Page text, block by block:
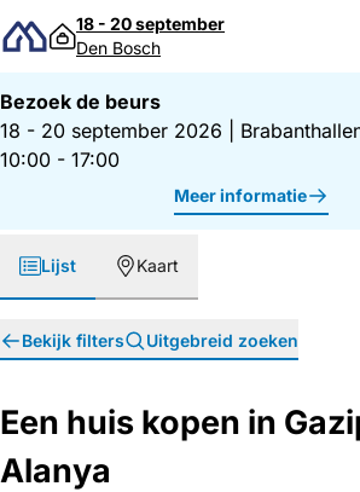
Direct naar inhoud
18 - 20 september
Den Bosch
Bezoek de beurs
18 - 20 september 2026
10:00 - 17:00
Meer informatie
Lijst Kaart
Bekijk filters Uitgebreid zoeken
Een huis kopen in
Alanya